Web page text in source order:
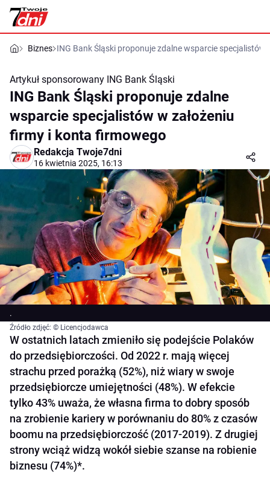
Biznes ING Bank Śląski proponuje zdalne wsparcie
Artykuł sponsorowany ING Bank Śląski
ING Bank Śląski proponuje zdalne
wsparcie specjalistów w założeniu
firmy i konta firmowego
Redakcja Twoje7dni
16 kwietnia 2025, 16:13
.
Źródło zdjęć: © Licencjodawca
W ostatnich latach zmieniło się podejście Polaków
do przedsiębiorczości. Od 2022 r. mają więcej
strachu przed porażką (52%), niż wiary w swoje
przedsiębiorcze umiejętności (48%). W efekcie
tylko 43% uważa, że własna firma to dobry sposób
na zrobienie kariery w porównaniu do 80% z czasów
boomu na przedsiębiorczość (2017-2019). Z drugiej
strony wciąż widzą wokół siebie szanse na robienie
biznesu (74%)*.